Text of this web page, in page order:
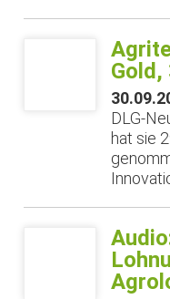
Gold,
DLG-
hat sie